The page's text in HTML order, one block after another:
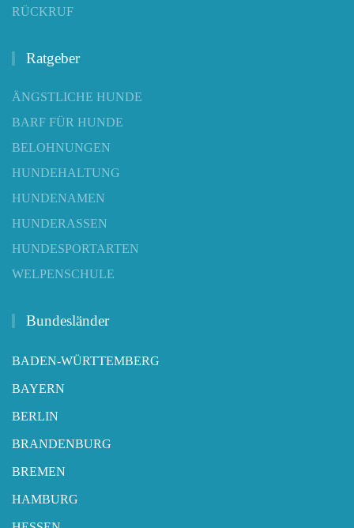
RÜCKRUF
Ratgeber
ÄNGSTLICHE HUNDE
BARF FÜR HUNDE
BELOHNUNGEN
HUNDEHALTUNG
HUNDENAMEN
HUNDERASSEN
HUNDESPORTARTEN
WELPENSCHULE
Bundesländer
BADEN-WÜRTTEMBERG
BAYERN
BERLIN
BRANDENBURG
BREMEN
HAMBURG